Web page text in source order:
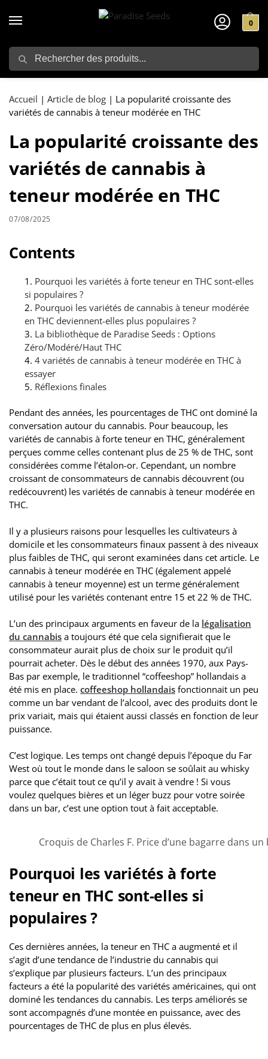
0
Accueil | Article de blog | La popularité croissante des
variétés de cannabis à teneur modérée en THC
La popularité croissante des
variétés de cannabis à
teneur modérée en THC
07/08/2025
Contents
Pourquoi les variétés à forte teneur en THC sont-elles
si populaires ?
Pourquoi les variétés de cannabis à teneur modérée
en THC deviennent-elles plus populaires ?
La bibliothèque de Paradise Seeds : Options
Zéro/Modéré/Haut THC
4 variétés de cannabis à teneur modérée en THC à
essayer
Réflexions finales
Pendant des années, les pourcentages de THC ont dominé la
conversation autour du cannabis. Pour beaucoup, les
variétés de cannabis à forte teneur en THC, généralement
perçues comme celles contenant plus de 25 % de THC, sont
considérées comme l’étalon-or. Cependant, un nombre
croissant de consommateurs de cannabis découvrent (ou
redécouvrent) les variétés de cannabis à teneur modérée en
THC.
Il y a plusieurs raisons pour lesquelles les cultivateurs à
domicile et les consommateurs finaux passent à des niveaux
plus faibles de THC, qui seront examinées dans cet article. Le
cannabis à teneur modérée en THC (également appelé
cannabis à teneur moyenne) est un terme généralement
utilisé pour les variétés contenant entre 15 et 22 % de THC.
L’un des principaux arguments en faveur de la légalisation
du cannabis a toujours été que cela signifierait que le
consommateur aurait plus de choix sur le produit qu’il
pourrait acheter. Dès le début des années 1970, aux Pays-
Bas par exemple, le traditionnel “coffeeshop” hollandais a
été mis en place. coffeeshop hollandais fonctionnait un peu
comme un bar vendant de l’alcool, avec des produits dont le
prix variait, mais qui étaient aussi classés en fonction de leur
puissance.
C’est logique. Les temps ont changé depuis l’époque du Far
West où tout le monde dans le saloon se soûlait au whisky
parce que c’était tout ce qu’il y avait à vendre ! Si vous
voulez quelques bières et un léger buzz pour votre soirée
dans un bar, c’est une option tout à fait acceptable.
Croquis de Charles F. Price d’une bagarre dans
Pourquoi les variétés à forte
teneur en THC sont-elles si
populaires ?
Ces dernières années, la teneur en THC a augmenté et il
s’agit d’une tendance de l’industrie du cannabis qui
s’explique par plusieurs facteurs. L’un des principaux
facteurs a été la popularité des variétés américaines, qui ont
dominé les tendances du cannabis. Les terps améliorés se
sont accompagnés d’une montée en puissance, avec des
pourcentages de THC de plus en plus élevés.